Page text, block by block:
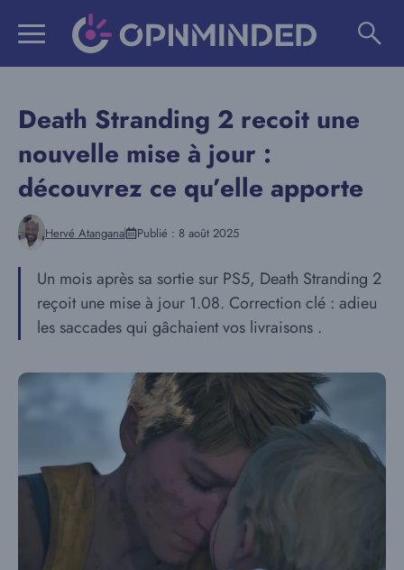
Death Stranding 2 recoit une
nouvelle mise à jour :
découvrez ce qu’elle apporte
Hervé Atangana Publié : 8 août 2025
Un mois après sa sortie sur PS5, Death Stranding 2
reçoit une mise à jour 1.08. Correction clé : adieu
les saccades qui gâchaient vos livraisons .